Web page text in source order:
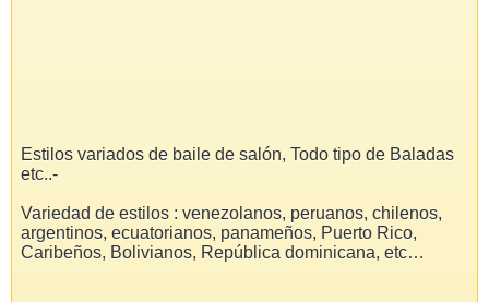
Estilos variados de baile de salón, Todo tipo de Baladas
etc..-
Variedad de estilos : venezolanos, peruanos, chilenos,
argentinos, ecuatorianos, panameños, Puerto Rico,
Caribeños, Bolivianos, República dominicana, etc…